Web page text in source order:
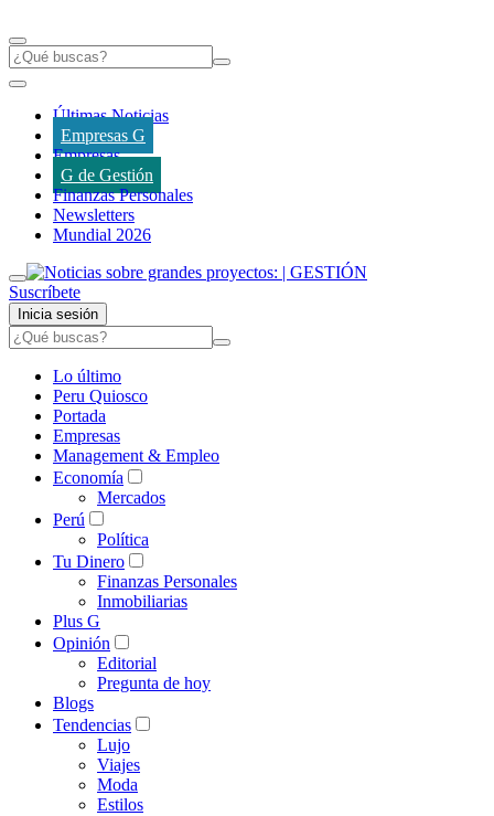
Últimas Noticias
Empresas G
Empresas
G de Gestión
Finanzas Personales
Newsletters
Mundial 2026
Suscríbete
Inicia sesión
Lo último
Peru Quiosco
Portada
Empresas
Management & Empleo
Economía
Mercados
Perú
Política
Tu Dinero
Finanzas Personales
Inmobiliarias
Plus G
Opinión
Editorial
Pregunta de hoy
Blogs
Tendencias
Lujo
Viajes
Moda
Estilos